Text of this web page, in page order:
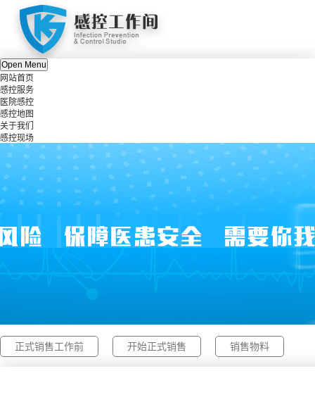
Open Menu
网站首页
感控服务
医院感控
感控地图
关于我们
感控现场
正式销售工作前 开始正式销售 销售物料